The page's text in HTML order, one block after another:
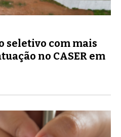
seletivo com mais
no CASER em